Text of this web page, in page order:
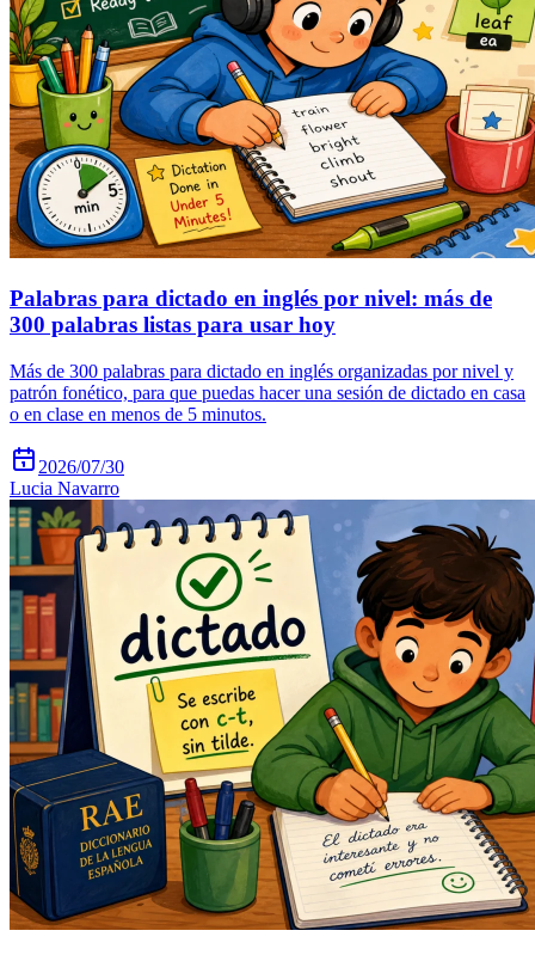
Palabras para dictado en inglés por nivel: más de
300 palabras listas para usar hoy
Más de 300 palabras para dictado en inglés organizadas por nivel y
patrón fonético, para que puedas hacer una sesión de dictado en casa
o en clase en menos de 5 minutos.
2026/07/30
Lucia Navarro